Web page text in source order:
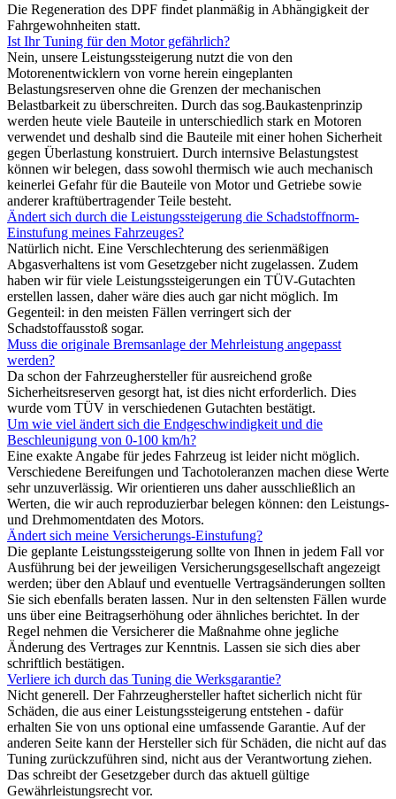
Die Regeneration des DPF findet planmäßig in Abhängigkeit der
Fahrgewohnheiten statt.
Ist Ihr Tuning für den Motor gefährlich?
Nein, unsere Leistungssteigerung nutzt die von den
Motorenentwicklern von vorne herein eingeplanten
Belastungsreserven ohne die Grenzen der mechanischen
Belastbarkeit zu überschreiten. Durch das sog.Baukastenprinzip
werden heute viele Bauteile in unterschiedlich stark en Motoren
verwendet und deshalb sind die Bauteile mit einer hohen Sicherheit
gegen Überlastung konstruiert. Durch internsive Belastungstest
können wir belegen, dass sowohl thermisch wie auch mechanisch
keinerlei Gefahr für die Bauteile von Motor und Getriebe sowie
anderer kraftübertragender Teile besteht.
Ändert sich durch die Leistungssteigerung die Schadstoffnorm-
Einstufung meines Fahrzeuges?
Natürlich nicht. Eine Verschlechterung des serienmäßigen
Abgasverhaltens ist vom Gesetzgeber nicht zugelassen. Zudem
haben wir für viele Leistungssteigerungen ein TÜV-Gutachten
erstellen lassen, daher wäre dies auch gar nicht möglich. Im
Gegenteil: in den meisten Fällen verringert sich der
Schadstoffausstoß sogar.
Muss die originale Bremsanlage der Mehrleistung angepasst
werden?
Da schon der Fahrzeughersteller für ausreichend große
Sicherheitsreserven gesorgt hat, ist dies nicht erforderlich. Dies
wurde vom TÜV in verschiedenen Gutachten bestätigt.
Um wie viel ändert sich die Endgeschwindigkeit und die
Beschleunigung von 0-100 km/h?
Eine exakte Angabe für jedes Fahrzeug ist leider nicht möglich.
Verschiedene Bereifungen und Tachotoleranzen machen diese Werte
sehr unzuverlässig. Wir orientieren uns daher ausschließlich an
Werten, die wir auch reproduzierbar belegen können: den Leistungs-
und Drehmomentdaten des Motors.
Ändert sich meine Versicherungs-Einstufung?
Die geplante Leistungssteigerung sollte von Ihnen in jedem Fall vor
Ausführung bei der jeweiligen Versicherungsgesellschaft angezeigt
werden; über den Ablauf und eventuelle Vertragsänderungen sollten
Sie sich ebenfalls beraten lassen. Nur in den seltensten Fällen wurde
uns über eine Beitragserhöhung oder ähnliches berichtet. In der
Regel nehmen die Versicherer die Maßnahme ohne jegliche
Änderung des Vertrages zur Kenntnis. Lassen sie sich dies aber
schriftlich bestätigen.
Verliere ich durch das Tuning die Werksgarantie?
Nicht generell. Der Fahrzeughersteller haftet sicherlich nicht für
Schäden, die aus einer Leistungssteigerung entstehen - dafür
erhalten Sie von uns optional eine umfassende Garantie. Auf der
anderen Seite kann der Hersteller sich für Schäden, die nicht auf das
Tuning zurückzuführen sind, nicht aus der Verantwortung ziehen.
Das schreibt der Gesetzgeber durch das aktuell gültige
Gewährleistungsrecht vor.